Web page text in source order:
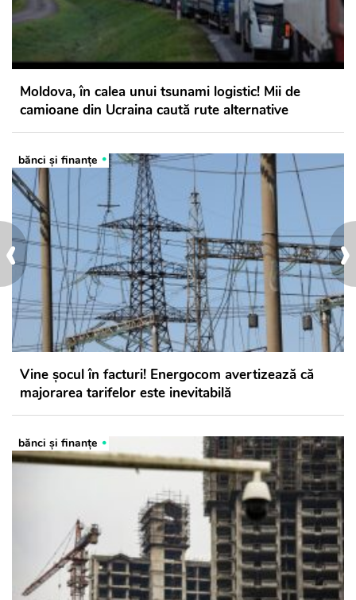
›
‹
Moldova, în calea unui tsunami logistic! Mii de
camioane din Ucraina caută rute alternative
bănci şi finanţe
Vine șocul în facturi! Energocom avertizează că
majorarea tarifelor este inevitabilă
bănci şi finanţe